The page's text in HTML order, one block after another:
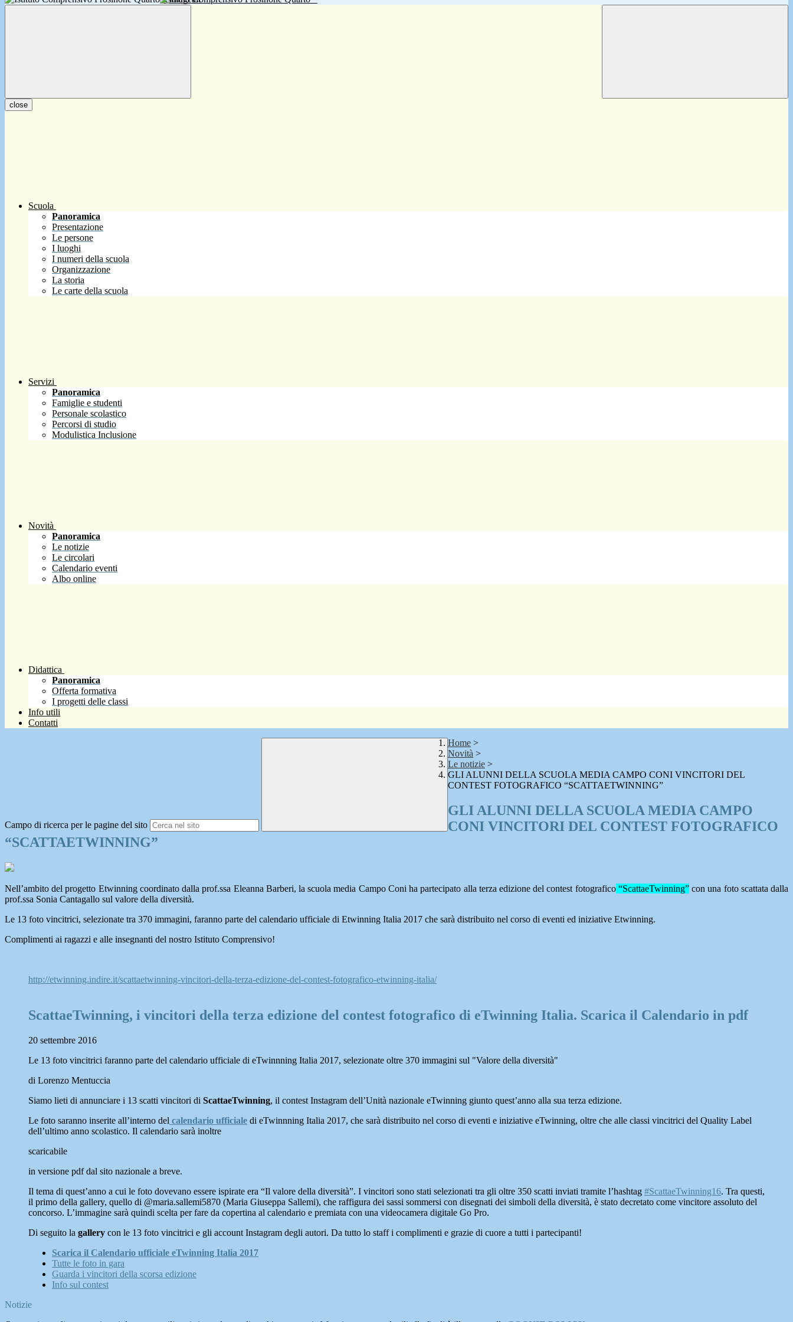
close
Scuola
Panoramica
Presentazione
Le persone
I luoghi
I numeri della scuola
Organizzazione
La storia
Le carte della scuola
Servizi
Panoramica
Famiglie e studenti
Personale scolastico
Percorsi di studio
Modulistica Inclusione
Novità
Panoramica
Le notizie
Le circolari
Calendario eventi
Albo online
Didattica
Panoramica
Offerta formativa
I progetti delle classi
Info utili
Contatti
Campo di ricerca per le pagine del sito
Home >
Novità >
Le notizie >
GLI ALUNNI DELLA SCUOLA MEDIA CAMPO CONI VINCITORI DEL
CONTEST FOTOGRAFICO “SCATTAETWINNING”
GLI ALUNNI DELLA SCUOLA MEDIA CAMPO
CONI VINCITORI DEL CONTEST FOTOGRAFICO
“SCATTAETWINNING”
Nell’ambito del progetto Etwinning coordinato dalla prof.ssa Eleanna Barberi, la scuola media Campo Coni ha partecipato alla terza edizione del contest fotografico“ScattaeTwinning”con una foto scattata dalla
prof.ssa Sonia Cantagallo sul valore della diversità.
Le 13 foto vincitrici, selezionate tra 370 immagini, faranno parte del calendario ufficiale di Etwinning Italia 2017 che sarà distribuito nel corso di eventi ed iniziative Etwinning.
Complimenti ai ragazzi e alle insegnanti del nostro Istituto Comprensivo!
http://etwinning.indire.it/scattaetwinning-vincitori-della-terza-edizione-del-contest-fotografico-etwinning-italia/
ScattaeTwinning, i vincitori della terza edizione del contest fotografico di eTwinning Italia. Scarica il Calendario in pdf
20 settembre 2016
Le 13 foto vincitrici faranno parte del calendario ufficiale di eTwinnning Italia 2017, selezionate oltre 370 immagini sul "Valore della diversità"
di Lorenzo Mentuccia
Siamo lieti di annunciare i 13 scatti vincitori di ScattaeTwinning, il contest Instagram dell’Unità nazionale eTwinning giunto quest’anno alla sua terza edizione.
Le foto saranno inserite all’interno del calendario ufficiale di eTwinnning Italia 2017, che sarà distribuito nel corso di eventi e iniziative eTwinning, oltre che alle classi vincitrici del Quality Label
dell’ultimo anno scolastico. Il calendario sarà inoltre
scaricabile
in versione pdf dal sito nazionale a breve.
Il tema di quest’anno a cui le foto dovevano essere ispirate era “Il valore della diversità”. I vincitori sono stati selezionati tra gli oltre 350 scatti inviati tramite l’hashtag #ScattaeTwinning16. Tra questi,
il primo della gallery, quello di @maria.sallemi5870 (Maria Giuseppa Sallemi), che raffigura dei sassi sommersi con disegnati dei simboli della diversità, è stato decretato come vincitore assoluto del
concorso. L’immagine sarà quindi scelta per fare da copertina al calendario e premiata con una videocamera digitale Go Pro.
Di seguito la gallery con le 13 foto vincitrici e gli account Instagram degli autori. Da tutto lo staff i complimenti e grazie di cuore a tutti i partecipanti!
Scarica il Calendario ufficiale eTwinning Italia 2017
Tutte le foto in gara
Guarda i vincitori della scorsa edizione
Info sul contest
Notizie